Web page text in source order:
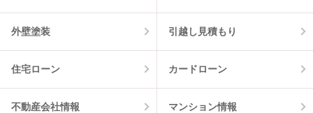
外壁塗装 引越し見積もり
住宅ローン カードローン
不動産会社情報 マンション情報